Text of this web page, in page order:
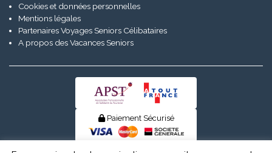
Cookies et données personnelles
Mentions légales
Partenaires Voyages Seniors Célibataires
A propos des Vacances Seniors
Paiement Sécurisé
© Senior Evad 2026